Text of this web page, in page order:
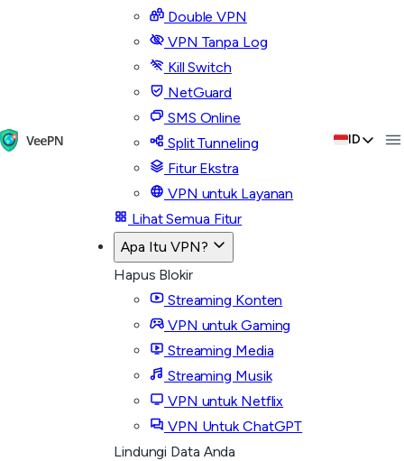
Double VPN
VPN Tanpa Log
Kill Switch
NetGuard
SMS Online
Split Tunneling
Fitur Ekstra
VPN untuk Layanan
Lihat Semua Fitur
Apa Itu VPN?
Hapus Blokir
Streaming Konten
VPN untuk Gaming
Streaming Media
Streaming Musik
VPN untuk Netflix
VPN Untuk ChatGPT
Lindungi Data Anda
ID